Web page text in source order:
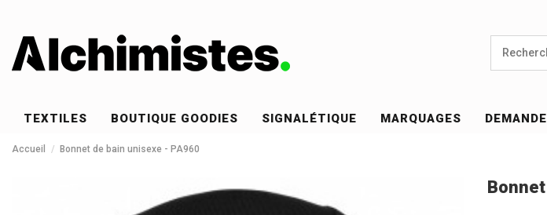
TEXTILES BOUTIQUE GOODIES SIGNALÉTIQUE MARQUAGES
Accueil Bonnet de bain unisexe - PA960